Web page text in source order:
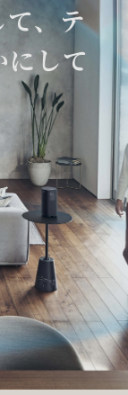
て、テ
して